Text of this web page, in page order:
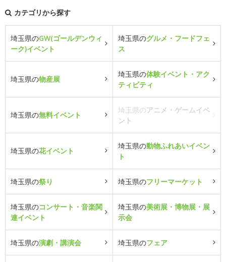
カテゴリから探す
埼玉県のGW(ゴールデンウィ
ーク)イベント
埼玉県のグルメ・フードフェ
ス
埼玉県の物産展
埼玉県の体験イベント・アク
ティビティ
埼玉県の無料イベント
埼玉県のアニメ・ゲームイベ
ント
埼玉県の花イベント
埼玉県の動物ふれあいイベン
ト
埼玉県の祭り 埼玉県のフリーマーケット
埼玉県のコンサート・音楽関
連イベント
埼玉県の美術展・博物展・展
示会
埼玉県の演劇・講演会 埼玉県のフェア